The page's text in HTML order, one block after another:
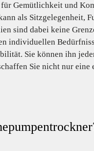
Gemütlichkeit und
als Sitzgelegenheit,
sind dabei keine
individuellen
Sie können ihn
Sie nicht nur eine